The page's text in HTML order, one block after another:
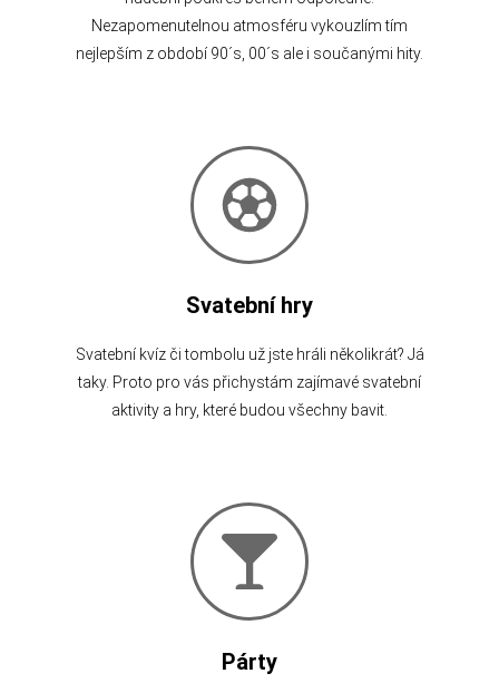
Nezapomenutelnou atmosféru vykouzlím tím
nejlepším z období 90´s, 00´s ale i součanými hity.
Svatební hry
Svatební kvíz či tombolu už jste hráli několikrát? Já
taky. Proto pro vás přichystám zajímavé svatební
aktivity a hry, které budou všechny bavit.
Párty